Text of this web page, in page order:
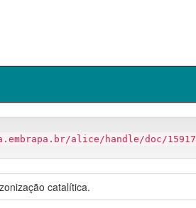
alice/handle/doc/15917
catalítica.